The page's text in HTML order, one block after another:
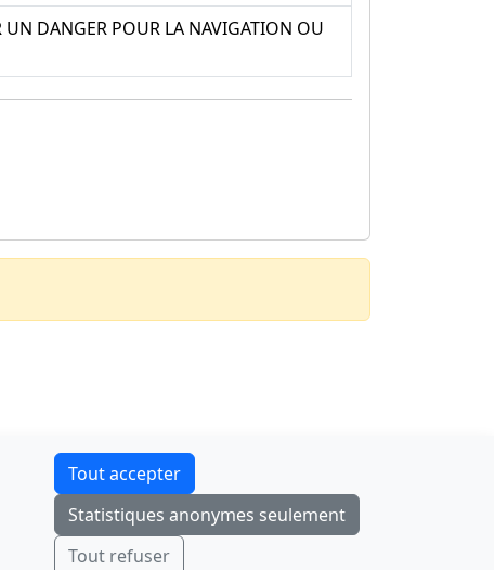
UN DANGER POUR LA NAVIGATION OU
F-Droid·App Store·Google Play·Linux
Tchap
Tout accepter
Statistiques anonymes seulement
Tout refuser